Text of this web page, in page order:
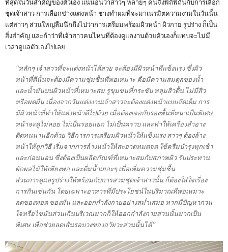
ที่สุดในวันสำคัญของตัวเอง แน่นอนว่าสาวๆ หลายๆ คนจึงพิถีพิถันกับการเลือก
ชุดเจ้าสาว การเลือกช่างแต่งหน้า ช่างทำผมที่จะมาเนรมิตความงามในวันนั้น
แต่สาวๆ ส่วนใหญ่ลืมนึกถึงไปว่าการเตรียมพร้อมผิวหน้า ผิวกาย รูปร่าง ก็เป็น
สิ่งสำคัญ และถ้าว่าที่เจ้าสาวคนไหนที่ต้องดูแลงานด้วยตัวเองก็แทบจะไม่มี
เวลาดูแลตัวเองไปเลย
​“หลักๆ เจ้าสาวที่จะแต่งหน้าได้สวย จะต้องมีผิวหน้าที่แข็งแรง ซึ่งผิว
หน้าที่ดีนั้นจะต้องมีความชุ่มชื้นที่พอเหมาะ คือมีความสมดุลของน้ำ
และน้ำมันบนผิวหน้าที่เหมาะสม รูขุมขนที่กระชับ หลุมสิวตื้น ไม่มีสิว
หรือผดผื่น เนื่องจากวันแต่งงานเจ้าสาวจะต้องแต่งหน้าแบบจัดเต็ม การ
มีผิวหน้าที่ทำให้แต่งหน้าดีไปด้วย เมื่อต้องเจอกับรองพื้นที่หนาเป็นพิเศษ
หน้าจะดูไม่ลอย ไม่เป็นรอยแยก ไม่เป็นคราบ และทำให้เครื่องสำอาง
ติดทนนานอีกด้วย วิธีการการเตรียมผิวหน้าให้แข็งแรง สาวๆ ต้องล้าง
หน้าให้ถูกวิธี เริ่มจากการล้างหน้าให้สะอาดหมดจด ใช้ครีมบำรุงทุกเช้า
และก่อนนอน ซึ่งต้องเป็นผลิตภัณฑ์ที่เหมาะสมกับสภาพผิว รับประทาน
ผักผลไม้ให้เพียงพอ และดื่มน้ำเยอะๆ เพื่อเพิ่มความชุ่มชื้น
ส่วนการดูแลรูปร่างให้พร้อมกับการสวมชุดเจ้าสาวนั้น ก็ต้องใส่ใจเรื่อง
การกินเช่นกัน โดยเฉพาะอาหารที่มีประโยชน์ในปริมาณที่พอเหมาะ
ลดของทอด ของมัน และออกกำลังกายอย่างสม่ำเสมอ หากมีปัญหากวน
ใจหรือไขมันส่วนเกินบริเวณมากก็ให้ออกกำลังกายส่วนนั้นมากเป็น
พิเศษ เพื่อช่วยลดเส้นรอบวงของอวัยวะส่วนนั้นได้”